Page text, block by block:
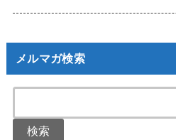
メルマガ検索